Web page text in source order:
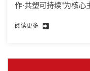
作·共塑可持续”为核
趋势洞察于一体的超
阅读更多